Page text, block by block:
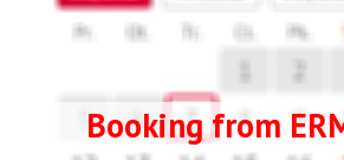
Booking from